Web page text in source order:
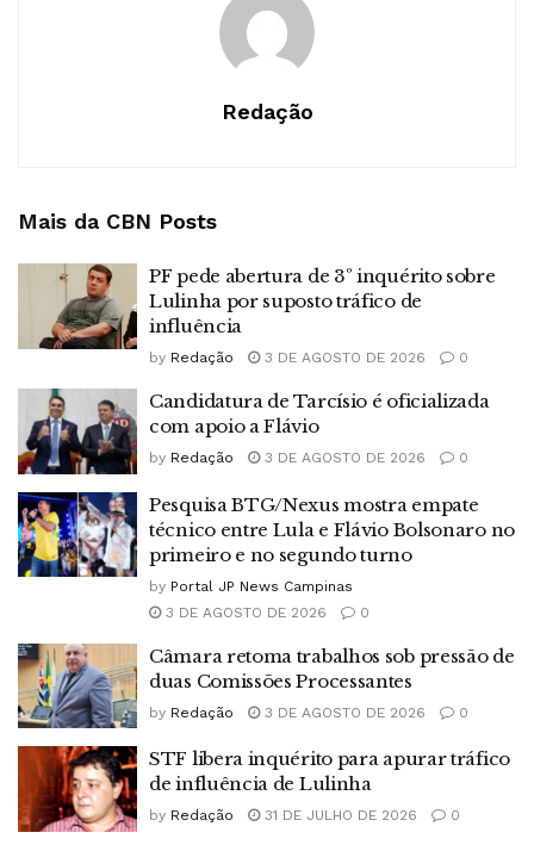
Redação
Mais da CBN Posts
PF pede abertura de 3º inquérito sobre
Lulinha por suposto tráfico de
influência
by Redação 3 DE AGOSTO DE 2026 0
Candidatura de Tarcísio é oficializada
com apoio a Flávio
by Redação 3 DE AGOSTO DE 2026 0
Pesquisa BTG/Nexus mostra empate
técnico entre Lula e Flávio Bolsonaro no
primeiro e no segundo turno
by Portal JP News Campinas
3 DE AGOSTO DE 2026
0
Câmara retoma trabalhos sob pressão de
duas Comissões Processantes
by Redação 3 DE AGOSTO DE 2026 0
STF libera inquérito para apurar tráfico
de influência de Lulinha
by Redação 31 DE JULHO DE 2026 0